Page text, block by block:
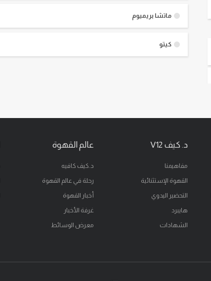
ماتشا بريميوم
كيتو
د. كيف V12
مفاهيمنا
القهوة الإستثنائية
التحضير اليدوي
هايبرد
الشهادات
عالم القهوة
د.كيف كافيه
رحلة في عالم القهوة
أخبار القهوة
غرفة الأخبار
معرض الوسائط